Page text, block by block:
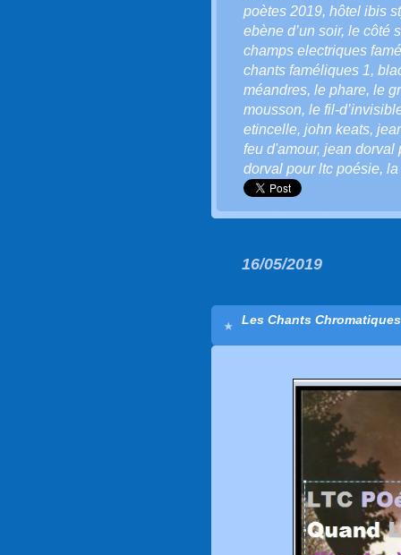
poètes 2019, hôtel ibis
ebène d’un soir, le côté
champs electriques
chants faméliques 1,
méandres, le phare, le
mousson, le fil-
etincelle, john keats,
feu d'amour, jean dorval
dorval pour ltc poésie, la
16/05/2019
Les Chants